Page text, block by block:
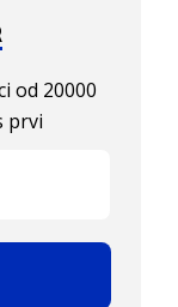
od 20000
prvi